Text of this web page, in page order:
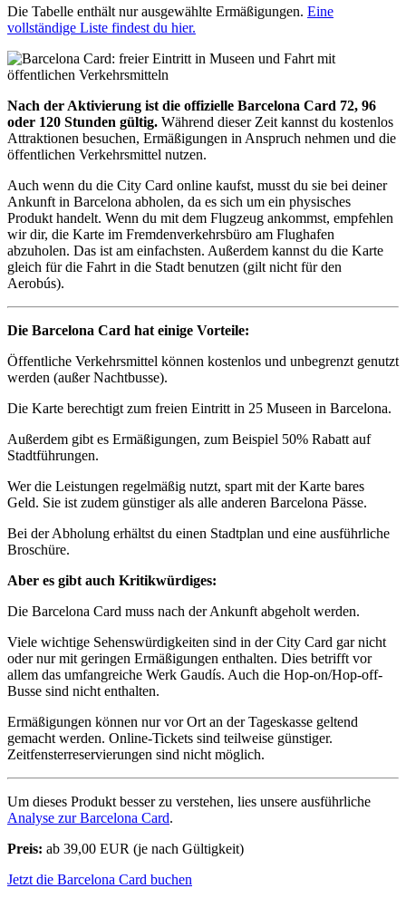
Die Tabelle enthält nur ausgewählte Ermäßigungen. Eine
vollständige Liste findest du hier.
Nach der Aktivierung ist die offizielle Barcelona Card 72, 96
oder 120 Stunden gültig. Während dieser Zeit kannst du kostenlos
Attraktionen besuchen, Ermäßigungen in Anspruch nehmen und die
öffentlichen Verkehrsmittel nutzen.
Auch wenn du die City Card online kaufst, musst du sie bei deiner
Ankunft in Barcelona abholen, da es sich um ein physisches
Produkt handelt. Wenn du mit dem Flugzeug ankommst, empfehlen
wir dir, die Karte im Fremdenverkehrsbüro am Flughafen
abzuholen. Das ist am einfachsten. Außerdem kannst du die Karte
gleich für die Fahrt in die Stadt benutzen (gilt nicht für den
Aerobús).
Die Barcelona Card hat einige Vorteile:
Öffentliche Verkehrsmittel können kostenlos und unbegrenzt genutzt
werden (außer Nachtbusse).
Die Karte berechtigt zum freien Eintritt in 25 Museen in Barcelona.
Außerdem gibt es Ermäßigungen, zum Beispiel 50% Rabatt auf
Stadtführungen.
Wer die Leistungen regelmäßig nutzt, spart mit der Karte bares
Geld. Sie ist zudem günstiger als alle anderen Barcelona Pässe.
Bei der Abholung erhältst du einen Stadtplan und eine ausführliche
Broschüre.
Aber es gibt auch Kritikwürdiges:
Die Barcelona Card muss nach der Ankunft abgeholt werden.
Viele wichtige Sehenswürdigkeiten sind in der City Card gar nicht
oder nur mit geringen Ermäßigungen enthalten. Dies betrifft vor
allem das umfangreiche Werk Gaudís. Auch die Hop-on/Hop-off-
Busse sind nicht enthalten.
Ermäßigungen können nur vor Ort an der Tageskasse geltend
gemacht werden. Online-Tickets sind teilweise günstiger.
Zeitfensterreservierungen sind nicht möglich.
Um dieses Produkt besser zu verstehen, lies unsere ausführliche
Analyse zur Barcelona Card.
Preis: ab 39,00 EUR (je nach Gültigkeit)
Jetzt die Barcelona Card buchen